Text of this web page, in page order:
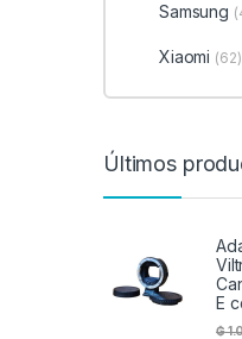
Samsung
Xiaomi (62)
Últimos
E
₲